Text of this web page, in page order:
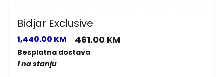
Bidjar Exclusive
1,440.00 KM 461.00 KM
Besplatna dostava
1 na stanju